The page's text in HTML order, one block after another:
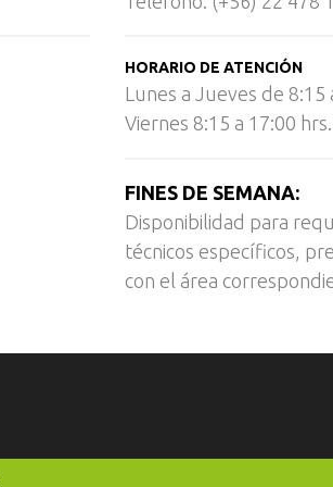
HORARIO DE ATENCIÓN
Lunes a Jueves de 8:15
Viernes 8:15 a 17:00 hrs.
FINES DE SEMANA:
Disponibilidad para
técnicos específicos,
con el área